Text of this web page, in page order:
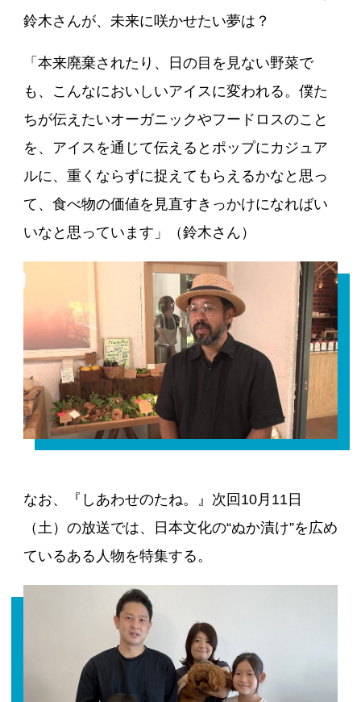
鈴木さんが、未来に咲かせたい夢は？
「本来廃棄されたり、日の目を見ない野菜で
も、こんなにおいしいアイスに変われる。僕た
ちが伝えたいオーガニックやフードロスのこと
を、アイスを通じて伝えるとポップにカジュア
ルに、重くならずに捉えてもらえるかなと思っ
て、食べ物の価値を見直すきっかけになればい
いなと思っています」（鈴木さん）
なお、『しあわせのたね。』次回10月11日
（土）の放送では、日本文化の“ぬか漬け”を広め
ているある人物を特集する。